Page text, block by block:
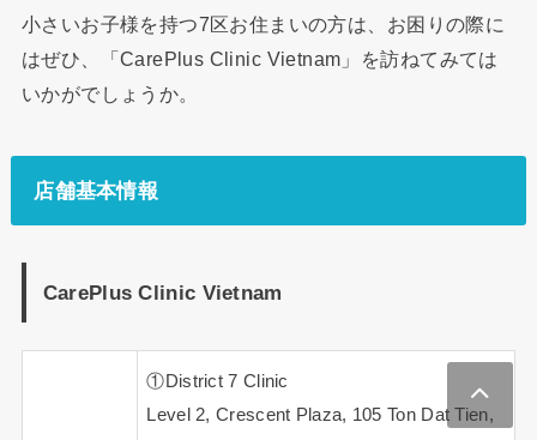
小さいお子様を持つ7区お住まいの方は、お困りの際に
はぜひ、「CarePlus Clinic Vietnam」を訪ねてみては
いかがでしょうか。
店舗基本情報
CarePlus Clinic Vietnam
①District 7 Clinic
Level 2, Crescent Plaza, 105 Ton Dat Tien,